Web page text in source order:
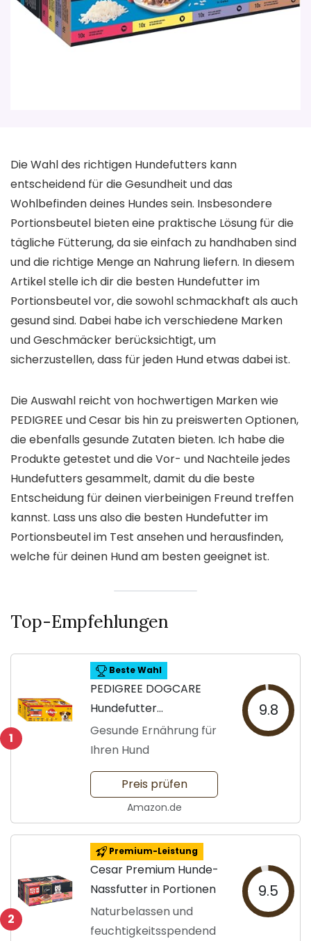
Die Wahl des richtigen Hundefutters kann
entscheidend für die Gesundheit und das
Wohlbefinden deines Hundes sein. Insbesondere
Portionsbeutel bieten eine praktische Lösung für die
tägliche Fütterung, da sie einfach zu handhaben sind
und die richtige Menge an Nahrung liefern. In diesem
Artikel stelle ich dir die besten Hundefutter im
Portionsbeutel vor, die sowohl schmackhaft als auch
gesund sind. Dabei habe ich verschiedene Marken
und Geschmäcker berücksichtigt, um
sicherzustellen, dass für jeden Hund etwas dabei ist.
Die Auswahl reicht von hochwertigen Marken wie
PEDIGREE und Cesar bis hin zu preiswerten Optionen,
die ebenfalls gesunde Zutaten bieten. Ich habe die
Produkte getestet und die Vor- und Nachteile jedes
Hundefutters gesammelt, damit du die beste
Entscheidung für deinen vierbeinigen Freund treffen
kannst. Lass uns also die besten Hundefutter im
Portionsbeutel im Test ansehen und herausfinden,
welche für deinen Hund am besten geeignet ist.
Top-Empfehlungen
1
Beste Wahl
PEDIGREE DOGCARE
Hundefutter
Portionsbeutel
Gesunde Ernährung für
Ihren Hund
9.8
Preis prüfen
Amazon.de
2
Premium-Leistung
Cesar Premium Hunde-
Nassfutter in Portionen
Naturbelassen und
feuchtigkeitsspendend
9.5